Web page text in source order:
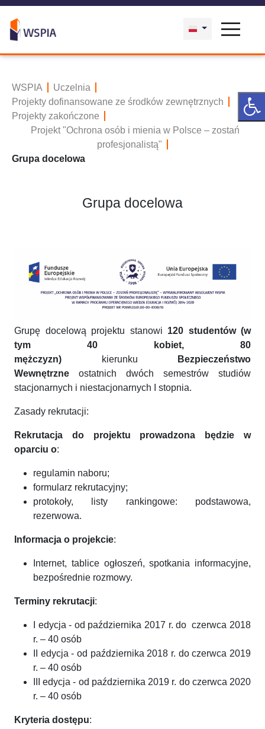
WSPIA
Uczelnia
Projekty dofinansowane ze środków zewnętrznych
Projekty zakończone
Projekt "Ochrona osób i mienia w Polsce – zostań
profesjonalistą"
Grupa docelowa
Grupa docelowa
Grupę docelową projektu stanowi 120 studentów (w
tym 40 kobiet, 80
mężczyzn) kierunku
Bezpieczeństwo
Wewnętrzne ostatnich dwóch semestrów studiów
stacjonarnych i niestacjonarnych I stopnia.
Zasady rekrutacji:
Rekrutacja do projektu prowadzona będzie w
oparciu o:
regulamin naboru;
formularz rekrutacyjny;
protokoły, listy rankingowe: podstawowa,
rezerwowa.
Informacja o projekcie:
Internet, tablice ogłoszeń, spotkania informacyjne,
bezpośrednie rozmowy.
Terminy rekrutacji:
I edycja - od października 2017 r. do czerwca 2018
r. – 40 osób
II edycja - od października 2018 r. do czerwca 2019
r. – 40 osób
III edycja - od października 2019 r. do czerwca 2020
r. – 40 osób
Kryteria dostępu: